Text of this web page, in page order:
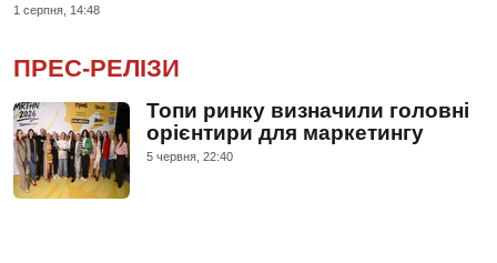
1 серпня, 14:48
ПРЕС-РЕЛІЗИ
Топи ринку визначили головні
орієнтири для маркетингу
5 червня, 22:40